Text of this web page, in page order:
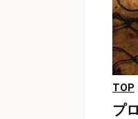
TOP
プ